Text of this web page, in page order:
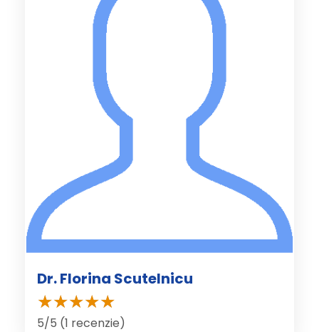
Dr. Florina Scutelnicu
5/5 (1 recenzie)